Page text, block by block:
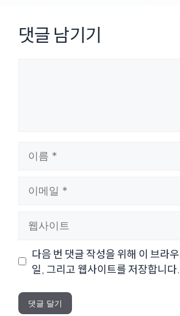
댓글 남기기
트
다음 번 댓글 작성을 위해 이 브라
일, 그리고 웹사이트를 저장합니다.